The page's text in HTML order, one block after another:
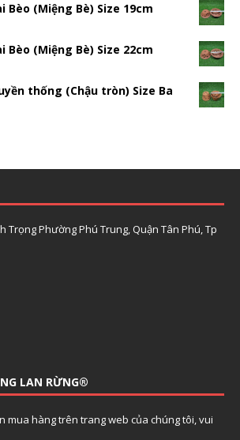
Bèo (Miệng Bè) Size 19cm
Bèo (Miệng Bè) Size 22cm
thống (Chậu tròn) Size Ba
Trọng Phường Phú Trung, Quận Tân Phú, Tp
LAN RỪNG®
mua hàng trên trang web của chúng tôi, vui